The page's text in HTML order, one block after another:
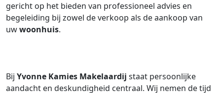
gericht op het bieden van professioneel advies en
begeleiding bij zowel de verkoop als de aankoop van
uwwoonhuis.
Bij Yvonne Kamies Makelaardij staat persoonlijke
aandacht en deskundigheid centraal. Wij nemen de tijd